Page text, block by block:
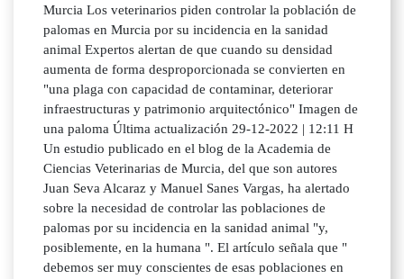
Murcia Los veterinarios piden controlar la población de
palomas en Murcia por su incidencia en la sanidad
animal Expertos alertan de que cuando su densidad
aumenta de forma desproporcionada se convierten en
"una plaga con capacidad de contaminar, deteriorar
infraestructuras y patrimonio arquitectónico" Imagen de
una paloma Última actualización 29-12-2022 | 12:11 H
Un estudio publicado en el blog de la Academia de
Ciencias Veterinarias de Murcia, del que son autores
Juan Seva Alcaraz y Manuel Sanes Vargas, ha alertado
sobre la necesidad de controlar las poblaciones de
palomas por su incidencia en la sanidad animal "y,
posiblemente, en la humana ". El artículo señala que "
debemos ser muy conscientes de esas poblaciones en